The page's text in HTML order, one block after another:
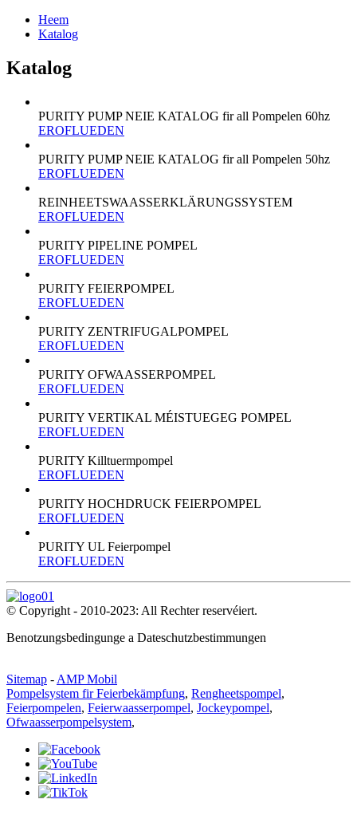
Heem
Katalog
Katalog
PURITY PUMP NEIE KATALOG fir all Pompelen 60hz
EROFLUEDEN
PURITY PUMP NEIE KATALOG fir all Pompelen 50hz
EROFLUEDEN
REINHEETSWAASSERKLÄRUNGSSYSTEM
EROFLUEDEN
PURITY PIPELINE POMPEL
EROFLUEDEN
PURITY FEIERPOMPEL
EROFLUEDEN
PURITY ZENTRIFUGALPOMPEL
EROFLUEDEN
PURITY OFWAASSERPOMPEL
EROFLUEDEN
PURITY VERTIKAL MÉISTUEGEG POMPEL
EROFLUEDEN
PURITY Killtuermpompel
EROFLUEDEN
PURITY HOCHDRUCK FEIERPOMPEL
EROFLUEDEN
PURITY UL Feierpompel
EROFLUEDEN
© Copyright - 2010-2023: All Rechter reservéiert.
Benotzungsbedingunge a Dateschutzbestimmungen
Sitemap - AMP Mobil
Pompelsystem fir Feierbekämpfung, Rengheetspompel,
Feierpompelen, Feierwaasserpompel, Jockeypompel,
Ofwaasserpompelsystem,